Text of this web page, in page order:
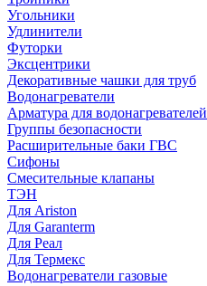
Угольники
Удлинители
Футорки
Эксцентрики
Декоративные чашки для труб
Водонагреватели
Арматура для водонагревателей
Группы безопасности
Расширительные баки ГВС
Сифоны
Смесительные клапаны
ТЭН
Для Ariston
Для Garanterm
Для Реал
Для Термекс
Водонагреватели газовые